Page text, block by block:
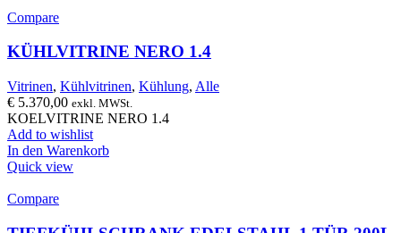
Compare
KÜHLVITRINE NERO 1.4
Vitrinen, Kühlvitrinen, Kühlung, Alle
€ 5.370,00 exkl. MWSt.
KOELVITRINE NERO 1.4
Add to wishlist
In den Warenkorb
Quick view
Compare